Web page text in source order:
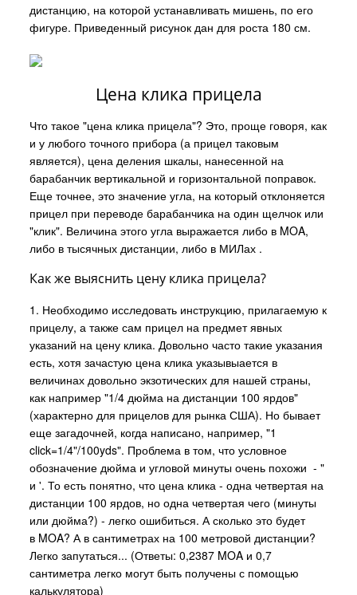
дистанцию, на которой устанавливать мишень, по его
фигуре. Приведенный рисунок дан для роста 180 см.
Цена клика прицела
Что такое "цена клика прицела"? Это, проще говоря, как
и у любого точного прибора (а прицел таковым
является), цена деления шкалы, нанесенной на
барабанчик вертикальной и горизонтальной поправок.
Еще точнее, это значение угла, на который отклоняется
прицел при переводе барабанчика на один щелчок или
"клик". Величина этого угла выражается либо в MOA,
либо в тысячных дистанции, либо в МИЛах .
Как же выяснить цену клика прицела?
1. Необходимо исследовать инструкцию, прилагаемую к
прицелу, а также сам прицел на предмет явных
указаний на цену клика. Довольно часто такие указания
есть, хотя зачастую цена клика указывыается в
величинах довольно экзотических для нашей страны,
как например "1/4 дюйма на дистанции 100 ярдов"
(характерно для прицелов для рынка США). Но бывает
еще загадочней, когда написано, например, "1
click=1/4"/100yds". Проблема в том, что условное
обозначение дюйма и угловой минуты очень похожи - "
и '. То есть понятно, что цена клика - одна четвертая на
дистанции 100 ярдов, но одна четвертая чего (минуты
или дюйма?) - легко ошибиться. А сколько это будет
в MOA? А в сантиметрах на 100 метровой дистанции?
Легко запутаться... (Ответы: 0,2387 MOA и 0,7
сантиметра легко могут быть получены с помощью
калькулятора)